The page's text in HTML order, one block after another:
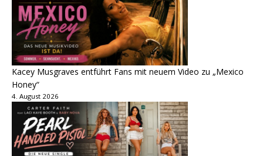
Kacey Musgraves entführt Fans mit neuem Video zu „Mexico
Honey“
4. August 2026